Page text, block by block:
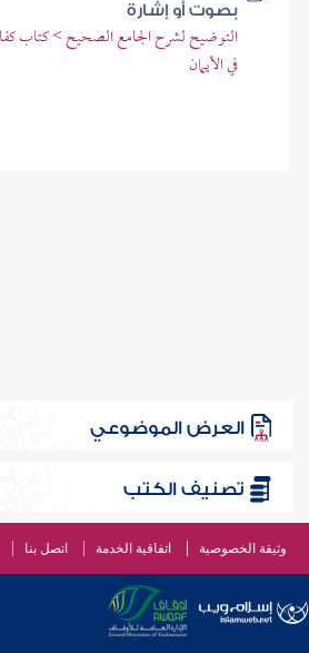
بصوت أو إشارة
التوضيح لشرح الجامع الصحيح > كتاب
في الأيمان
العرض الموضوعي
تصنيف الكتب
وثيقة الخصوصية اتفاقية الخدمة اتصل بنا